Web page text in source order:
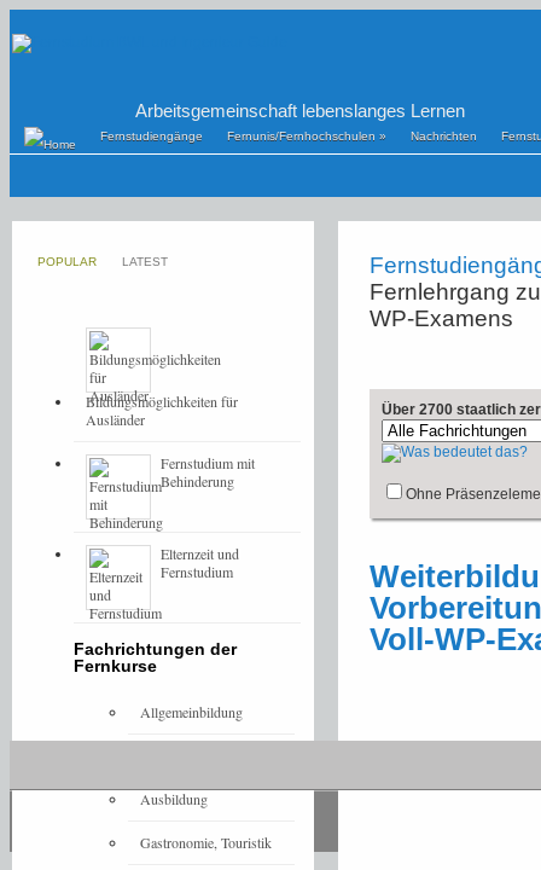
Arbeitsgemeinschaft lebenslanges Lernen
Fernstudiengänge Fernunis/Fernhochschulen » Nachrichten
Fernlehrgang
WP-Examens
Über 2700 staatlich
Ohne
Voll-WP-
POPULAR LATEST
Bildungsmöglichkeiten für
Ausländer
Fernstudium mit
Behinderung
Elternzeit und
Fernstudium
Fachrichtungen der
Fernkurse
Allgemeinbildung
Ausbildung
Gastronomie, Touristik